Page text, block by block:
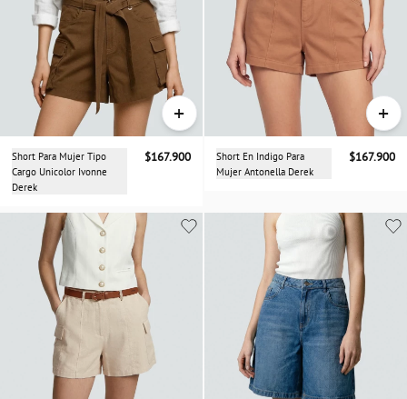
+
Short Para Mujer Tipo
Cargo Unicolor Ivonne
Derek
$167.900
+
Short En Indigo Para
Mujer Antonella Derek
$167.900